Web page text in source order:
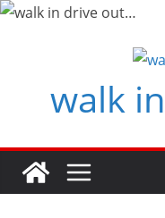
Zum
walk